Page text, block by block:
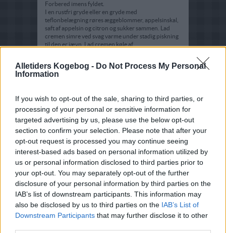
Alletiders Kogebog - Do Not Process My Personal
Information
If you wish to opt-out of the sale, sharing to third parties, or
processing of your personal or sensitive information for
targeted advertising by us, please use the below opt-out
section to confirm your selection. Please note that after your
opt-out request is processed you may continue seeing
interest-based ads based on personal information utilized by
us or personal information disclosed to third parties prior to
your opt-out. You may separately opt-out of the further
disclosure of your personal information by third parties on the
IAB’s list of downstream participants. This information may
also be disclosed by us to third parties on the IAB’s List of
Downstream Participants that may further disclose it to other
Forbered imens fyldet.
I en rustfri gryde eller en gryde med
teflonbelægning røres æggeblommer, appelsinskal,
saft af appelsin og citron og sukker sammen. Lad
cremen simre ved svag varme under stadig piskning
til den er jævn. Lad cremen køle af.
Fordel cremen over den nederste bund lige før
serveringen. Dæk med halve jordbær. Læg den
Server straks.